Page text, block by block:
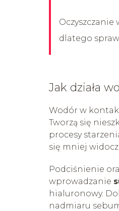
Oczyszczanie
dlatego
Jak działa
Wodór w
Tworzą się
procesy
się mniej
Podciśnienie
wprowadzanie
hialuronowy.
nadmiaru